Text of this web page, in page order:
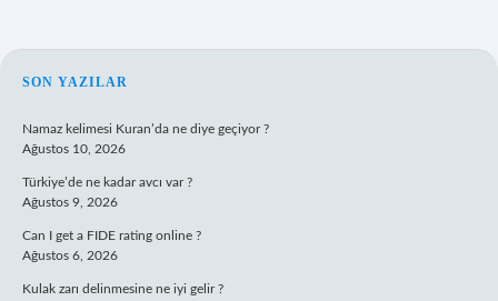
SIDEBAR
SON YAZILAR
Namaz kelimesi Kuran’da ne diye geçiyor ?
Ağustos 10, 2026
Türkiye’de ne kadar avcı var ?
Ağustos 9, 2026
Can I get a FIDE rating online ?
Ağustos 6, 2026
Kulak zarı delinmesine ne iyi gelir ?